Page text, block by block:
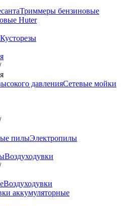
Триммеры бензиновые
Huter
Кусторезы
давленияСетевые мойки
пилыЭлектропилы
Воздуходувки
Воздуходувки
аккумуляторные